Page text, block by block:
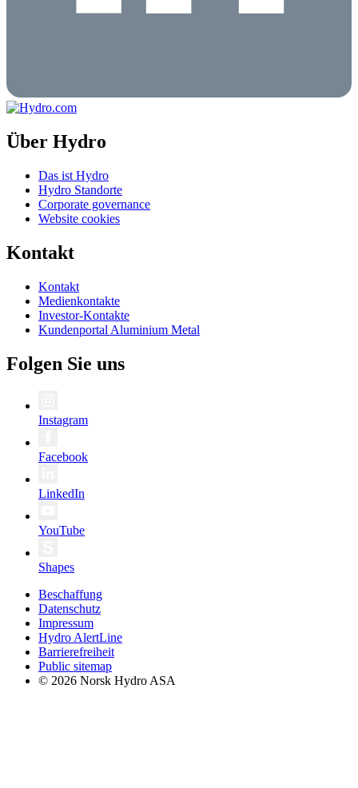
Über Hydro
Das ist Hydro
Hydro Standorte
Corporate governance
Website cookies
Kontakt
Kontakt
Medienkontakte
Investor-Kontakte
Kundenportal Aluminium Metal
Folgen Sie uns
Instagram
Facebook
LinkedIn
YouTube
Shapes
Beschaffung
Datenschutz
Impressum
Hydro AlertLine
Barrierefreiheit
Public sitemap
© 2026 Norsk Hydro ASA